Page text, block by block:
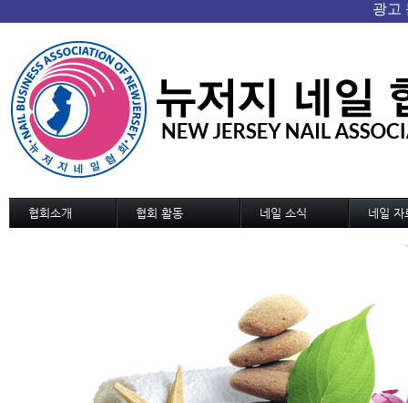
협회소개 협회 활동 네일 소식
국내외 소식
네일 자